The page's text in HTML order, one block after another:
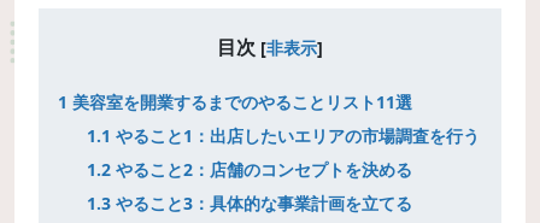
目次 [非表示]
1 美容室を開業するまでのやることリスト11選
1.1 やること1：出店したいエリアの市場調査を行う
1.2 やること2：店舗のコンセプトを決める
1.3 やること3：具体的な事業計画を立てる